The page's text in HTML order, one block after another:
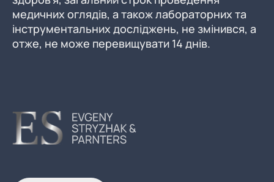
медичних оглядів, а також лабораторних та
інструментальних досліджень, не змінився, а
отже, не може перевищувати 14 днів.